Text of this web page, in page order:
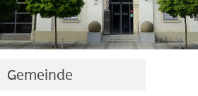
Gemeinde